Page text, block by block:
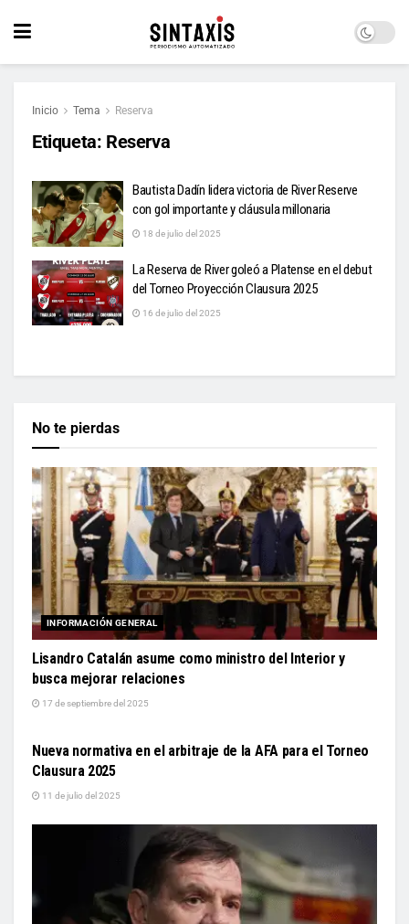
Inicio Tema Reserva
Etiqueta: Reserva
Bautista Dadín lidera victoria de River Reserve
con gol importante y cláusula millonaria
18 de julio del 2025
La Reserva de River goleó a Platense en el debut
del Torneo Proyección Clausura 2025
16 de julio del 2025
No te pierdas
INFORMACIÓN GENERAL
Lisandro Catalán asume como ministro del Interior y
busca mejorar relaciones
17 de septiembre del 2025
Nueva normativa en el arbitraje de la AFA para el Torneo
Clausura 2025
11 de julio del 2025